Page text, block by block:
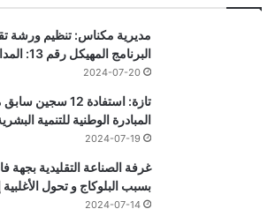
مديرية مكناس: تنظيم ورشة
البرنامج المهيكل رقم 13: المدارس الدامجة.
2024-07-20
تازة: استفادة 12
المبادرة الوطنية للتنمية
2024-07-19
غرفة الصناعة التقليدية
بسبب البلوكاج و تحول
2024-07-14